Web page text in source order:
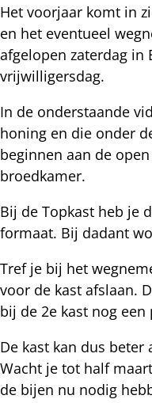
Het voorjaar komt in
en het eventueel
afgelopen zaterdag in
vrijwilligersdag.
In de onderstaande
honing en die onder
beginnen aan de
broedkamer.
Bij de Topkast heb je
formaat. Bij dadant
Tref je bij het
voor de kast afslaan.
bij de 2e kast nog een
De kast kan dus
Wacht je tot half
de bijen nu nodig